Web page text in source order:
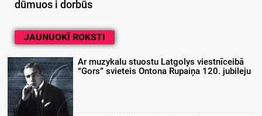
dūmuos i dorbūs
JAUNUOKĪ ROKSTI
Ar muzykalu stuostu Latgolys viestnīceibā
“Gors” svieteis Ontona Rupaiņa 120. jubileju